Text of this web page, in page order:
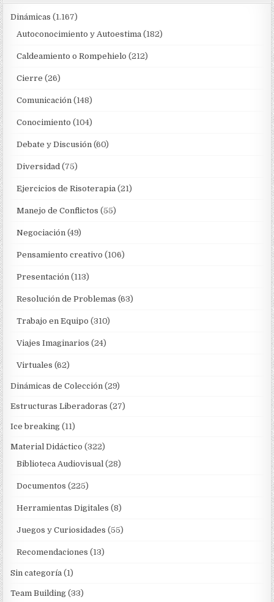
Dinámicas (1.167)
Autoconocimiento y Autoestima (182)
Caldeamiento o Rompehielo (212)
Cierre (26)
Comunicación (148)
Conocimiento (104)
Debate y Discusión (60)
Diversidad (75)
Ejercicios de Risoterapia (21)
Manejo de Conflictos (55)
Negociación (49)
Pensamiento creativo (106)
Presentación (113)
Resolución de Problemas (63)
Trabajo en Equipo (310)
Viajes Imaginarios (24)
Virtuales (62)
Dinámicas de Colección (29)
Estructuras Liberadoras (27)
Ice breaking (11)
Material Didáctico (322)
Biblioteca Audiovisual (28)
Documentos (225)
Herramientas Digitales (8)
Juegos y Curiosidades (55)
Recomendaciones (13)
Sin categoría (1)
Team Building (33)